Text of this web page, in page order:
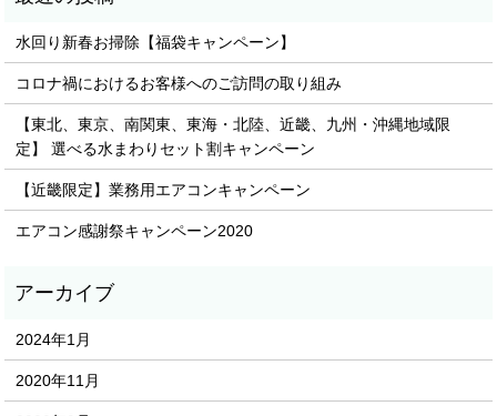
水回り新春お掃除【福袋キャンペーン】
コロナ禍におけるお客様へのご訪問の取り組み
【東北、東京、南関東、東海・北陸、近畿、九州・沖縄地域限
定】 選べる水まわりセット割キャンペーン
【近畿限定】業務用エアコンキャンペーン
エアコン感謝祭キャンペーン2020
2024年1月
2020年11月